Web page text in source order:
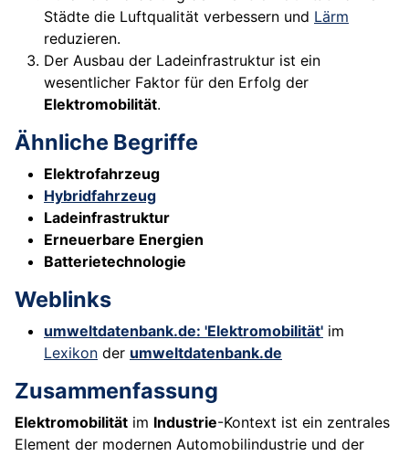
Städte die Luftqualität verbessern und Lärm
reduzieren.
Der Ausbau der Ladeinfrastruktur ist ein
wesentlicher Faktor für den Erfolg der
Elektromobilität.
Ähnliche Begriffe
Elektrofahrzeug
Hybridfahrzeug
Ladeinfrastruktur
Erneuerbare Energien
Batterietechnologie
Weblinks
umweltdatenbank.de: 'Elektromobilität' im
Lexikon der umweltdatenbank.de
Zusammenfassung
Elektromobilität im Industrie-Kontext ist ein zentrales
Element der modernen Automobilindustrie und der